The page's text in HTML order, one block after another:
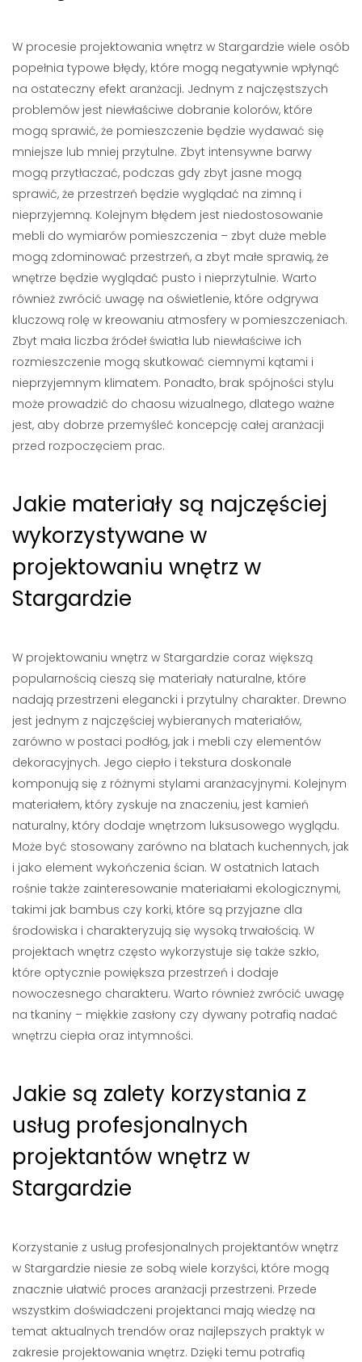
W procesie projektowania wnętrz w Stargardzie wiele osób
popełnia typowe błędy, które mogą negatywnie wpłynąć
na ostateczny efekt aranżacji. Jednym z najczęstszych
problemów jest niewłaściwe dobranie kolorów, które
mogą sprawić, że pomieszczenie będzie wydawać się
mniejsze lub mniej przytulne. Zbyt intensywne barwy
mogą przytłaczać, podczas gdy zbyt jasne mogą
sprawić, że przestrzeń będzie wyglądać na zimną i
nieprzyjemną. Kolejnym błędem jest niedostosowanie
mebli do wymiarów pomieszczenia – zbyt duże meble
mogą zdominować przestrzeń, a zbyt małe sprawią, że
wnętrze będzie wyglądać pusto i nieprzytulnie. Warto
również zwrócić uwagę na oświetlenie, które odgrywa
kluczową rolę w kreowaniu atmosfery w pomieszczeniach.
Zbyt mała liczba źródeł światła lub niewłaściwe ich
rozmieszczenie mogą skutkować ciemnymi kątami i
nieprzyjemnym klimatem. Ponadto, brak spójności stylu
może prowadzić do chaosu wizualnego, dlatego ważne
jest, aby dobrze przemyśleć koncepcję całej aranżacji
przed rozpoczęciem prac.
Jakie materiały są najczęściej
wykorzystywane w
projektowaniu wnętrz w
Stargardzie
W projektowaniu wnętrz w Stargardzie coraz większą
popularnością cieszą się materiały naturalne, które
nadają przestrzeni elegancki i przytulny charakter. Drewno
jest jednym z najczęściej wybieranych materiałów,
zarówno w postaci podłóg, jak i mebli czy elementów
dekoracyjnych. Jego ciepło i tekstura doskonale
komponują się z różnymi stylami aranżacyjnymi. Kolejnym
materiałem, który zyskuje na znaczeniu, jest kamień
naturalny, który dodaje wnętrzom luksusowego wyglądu.
Może być stosowany zarówno na blatach kuchennych, jak
i jako element wykończenia ścian. W ostatnich latach
rośnie także zainteresowanie materiałami ekologicznymi,
takimi jak bambus czy korki, które są przyjazne dla
środowiska i charakteryzują się wysoką trwałością. W
projektach wnętrz często wykorzystuje się także szkło,
które optycznie powiększa przestrzeń i dodaje
nowoczesnego charakteru. Warto również zwrócić uwagę
na tkaniny – miękkie zasłony czy dywany potrafią nadać
wnętrzu ciepła oraz intymności.
Jakie są zalety korzystania z
usług profesjonalnych
projektantów wnętrz w
Stargardzie
Korzystanie z usług profesjonalnych projektantów wnętrz
w Stargardzie niesie ze sobą wiele korzyści, które mogą
znacznie ułatwić proces aranżacji przestrzeni. Przede
wszystkim doświadczeni projektanci mają wiedzę na
temat aktualnych trendów oraz najlepszych praktyk w
zakresie projektowania wnętrz. Dzięki temu potrafią